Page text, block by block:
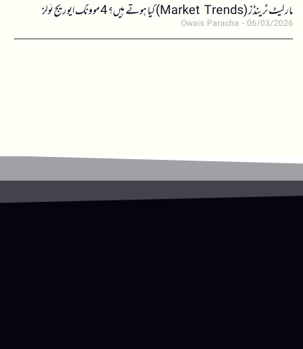
مارکیٹ ٹرینڈز (Market Trends) کیا ہوتے ہیں؟ 4 موونگ ایوریج ٹولز
Owais Paracha 06/03/2026